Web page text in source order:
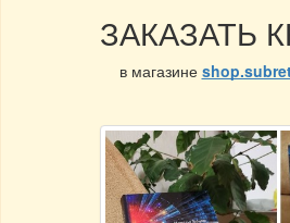
ЗАКАЗАТЬ
в магазине